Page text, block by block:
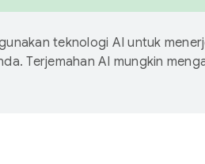
teknologi AI untuk
Terjemahan AI mungkin